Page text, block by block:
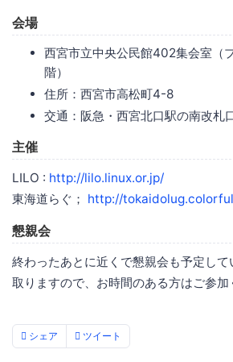
会場
西宮市立中央公民館402集会室（
階）
住所：西宮市高松町4-8
交通：阪急・西宮北口駅の南改札
主催
LILO : http://lilo.linux.or.jp/
東海道らぐ； http://
懇親会
終わったあとに近くで懇親会も予定し
取りますので、お時間のある方はご参加
シェア ツイート